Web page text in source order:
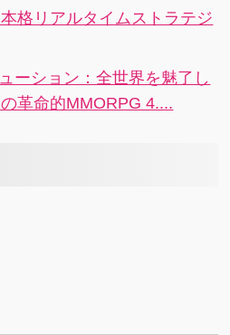
格リアルタイムストラテジ
ーション：全世界を魅了し
革命的MMORPG 4....